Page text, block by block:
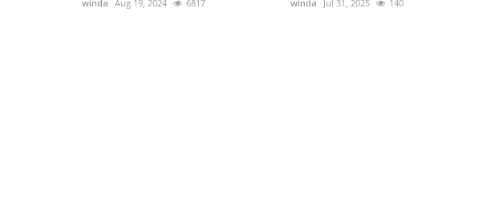
winda Aug 19, 2024 6817 winda Jul 31, 2025 140